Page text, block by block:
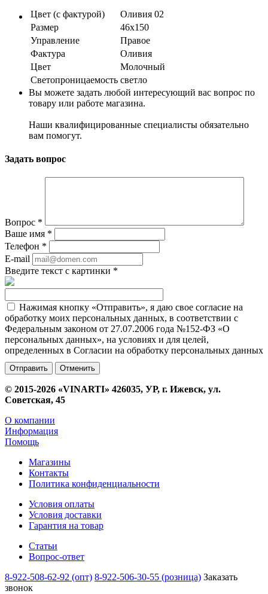
Цвет (с фактурой)
Оливия 02
Размер
46х150
Управление
Правое
Фактура
Оливия
Цвет
Молочный
Светопроницаемость светло
Вы можете задать любой интересующий вас вопрос по
товару или работе магазина.
Наши квалифицированные специалисты обязательно
вам помогут.
Задать вопрос
Вопрос *
Ваше имя *
Телефон *
E-mail
Введите текст с картинки *
Нажимая кнопку «Отправить», я даю свое согласие на
обработку моих персональных данных, в соответствии с
Федеральным законом от 27.07.2006 года №152-ФЗ «О
персональных данных», на условиях и для целей,
определенных в Согласии на обработку персональных данных
Отменить
© 2015-2026 «VINARTI» 426035, УР, г. Ижевск, ул.
Советская, 45
О компании
Информация
Помощь
Магазины
Контакты
Политика конфиденциальности
Условия оплаты
Условия доставки
Гарантия на товар
Статьи
Вопрос-ответ
8-922-508-62-92 (опт) 8-922-506-30-55 (розница) Заказать
звонок